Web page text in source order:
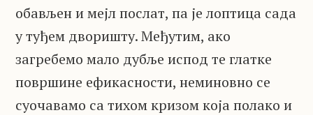
обављен и мејл послат, па је лоптица сада
у туђем дворишту. Међутим, ако
загребемо мало дубље испод те глатке
површине ефикасности, неминовно се
суочавамо са тихом кризом која полако и